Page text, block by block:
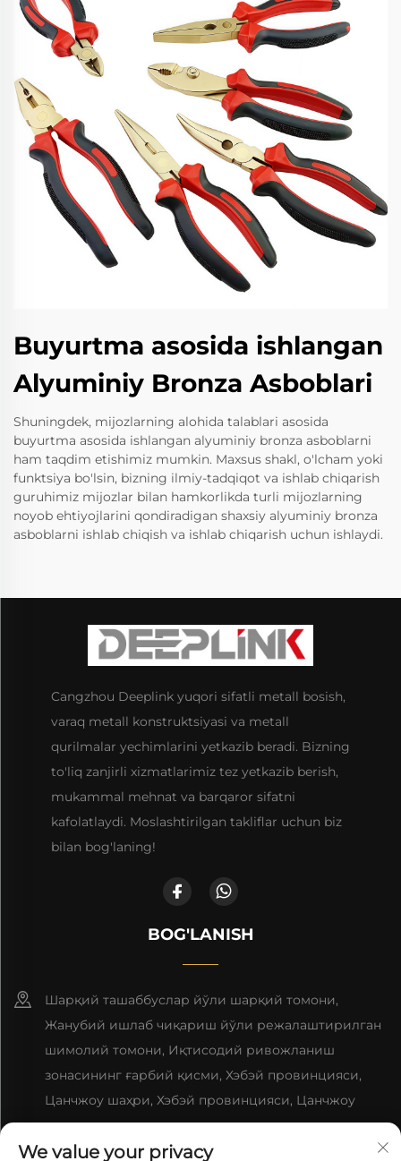
Buyurtma asosida ishlangan
Alyuminiy Bronza Asboblari
Shuningdek, mijozlarning alohida talablari asosida
buyurtma asosida ishlangan alyuminiy bronza asboblarni
ham taqdim etishimiz mumkin. Maxsus shakl, o'lcham yoki
funktsiya bo'lsin, bizning ilmiy-tadqiqot va ishlab chiqarish
guruhimiz mijozlar bilan hamkorlikda turli mijozlarning
noyob ehtiyojlarini qondiradigan shaxsiy alyuminiy bronza
asboblarni ishlab chiqish va ishlab chiqarish uchun ishlaydi.
Cangzhou Deeplink yuqori sifatli metall bosish,
varaq metall konstruktsiyasi va metall
qurilmalar yechimlarini yetkazib beradi. Bizning
to'liq zanjirli xizmatlarimiz tez yetkazib berish,
mukammal mehnat va barqaror sifatni
kafolatlaydi. Moslashtirilgan takliflar uchun biz
bilan bog'laning!
BOG'LANISH
Шарқий ташаббуслар йўли шарқий томони,
Жанубий ишлаб чиқариш йўли режалаштирилган
шимолий томони, Иқтисодий ривожланиш
зонасининг ғарбий қисми, Хэбэй провинцияси,
Цанчжоу шаҳри, Хэбэй провинцияси, Цанчжоу
шаҳри
We value your privacy